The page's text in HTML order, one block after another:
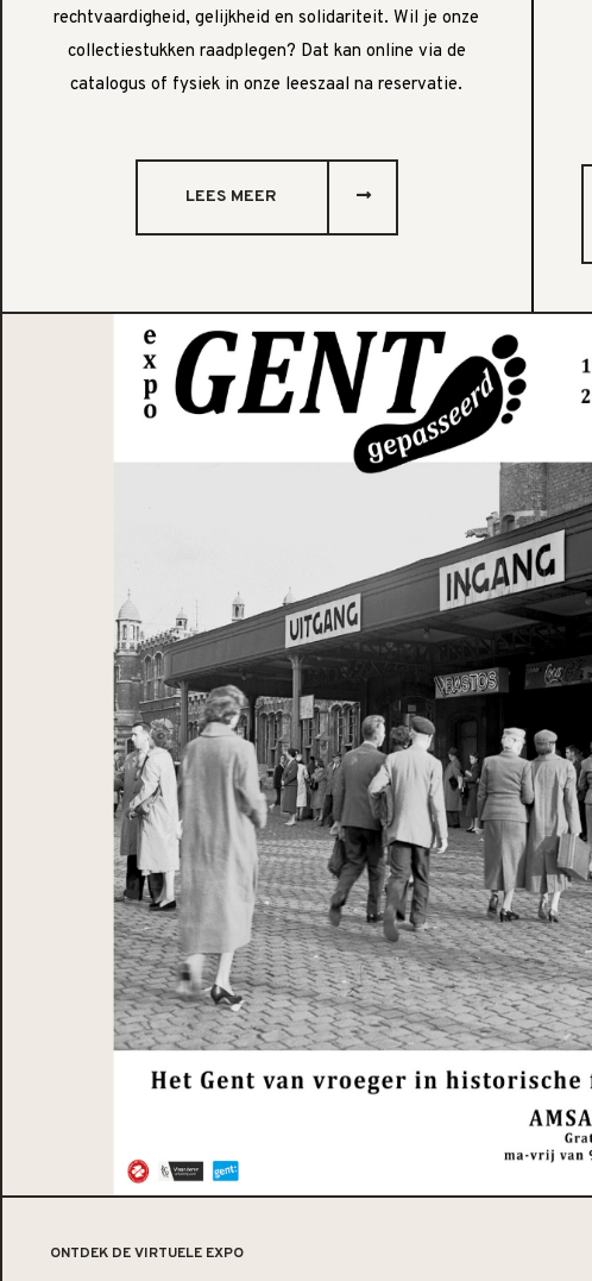
rechtvaardigheid, gelijkheid en solidariteit. Wil je onze
collectiestukken raadplegen? Dat kan online via de
catalogus of fysiek in onze leeszaal na reservatie.
LEES MEER
ONTDEK DE VIRTUELE EXPO